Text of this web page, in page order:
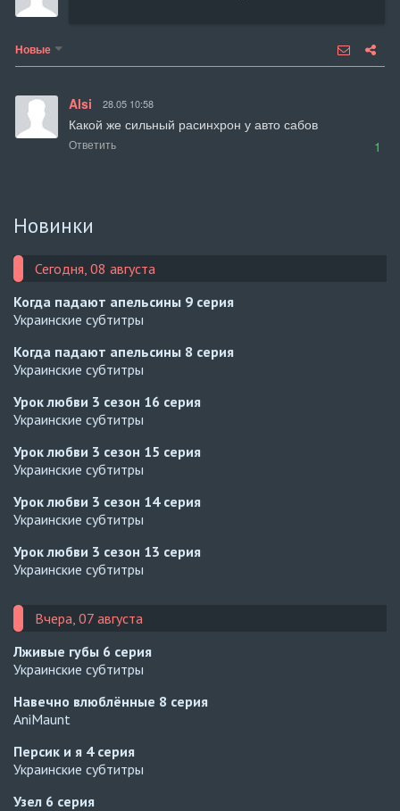
Новые
Alsi 28.05 10:58
Какой же сильный расинхрон у авто сабов
Ответить 1
Новинки
Сегодня, 08 августа
Когда падают апельсины 9 серия
Украинские субтитры
Когда падают апельсины 8 серия
Украинские субтитры
Урок любви 3 сезон 16 серия
Украинские субтитры
Урок любви 3 сезон 15 серия
Украинские субтитры
Урок любви 3 сезон 14 серия
Украинские субтитры
Урок любви 3 сезон 13 серия
Украинские субтитры
Вчера, 07 августа
Лживые губы 6 серия
Украинские субтитры
Навечно влюблённые 8 серия
AniMaunt
Персик и я 4 серия
Украинские субтитры
Узел 6 серия